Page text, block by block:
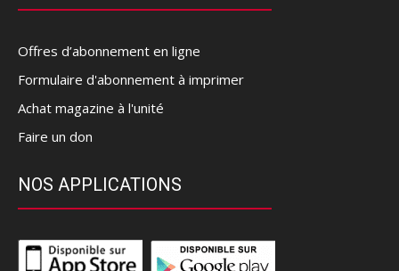
Offres d’abonnement en ligne
Formulaire d'abonnement à imprimer
Achat magazine à l'unité
Faire un don
NOS APPLICATIONS